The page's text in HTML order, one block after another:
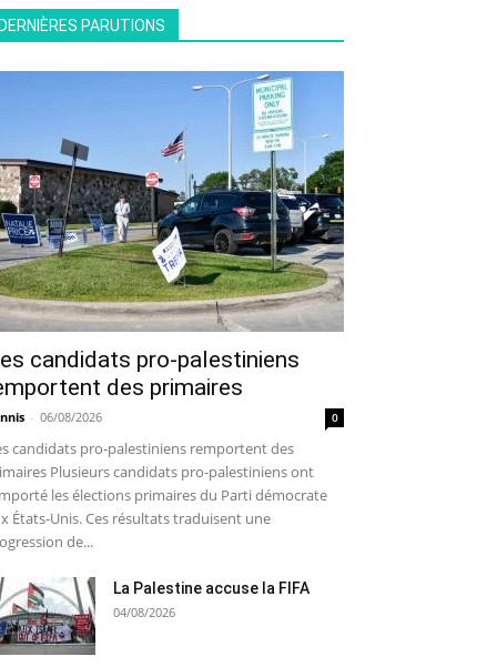
PARUTIONS
candidats pro-palestiniens
des primaires
- 06/08/2026 0
candidats pro-palestiniens remportent des
Plusieurs candidats pro-palestiniens ont
les élections primaires du Parti démocrate
États-Unis. Ces résultats traduisent une
de...
La Palestine accuse la FIFA
04/08/2026